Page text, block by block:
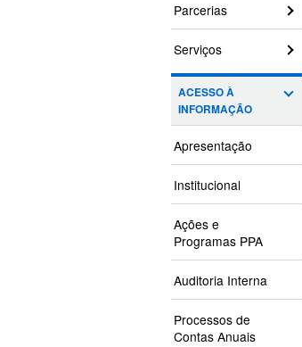
Parcerias
Serviços
ACESSO À
INFORMAÇÃO
Apresentação
Institucional
Ações e
Programas PPA
Auditoria Interna
Processos de
Contas Anuais